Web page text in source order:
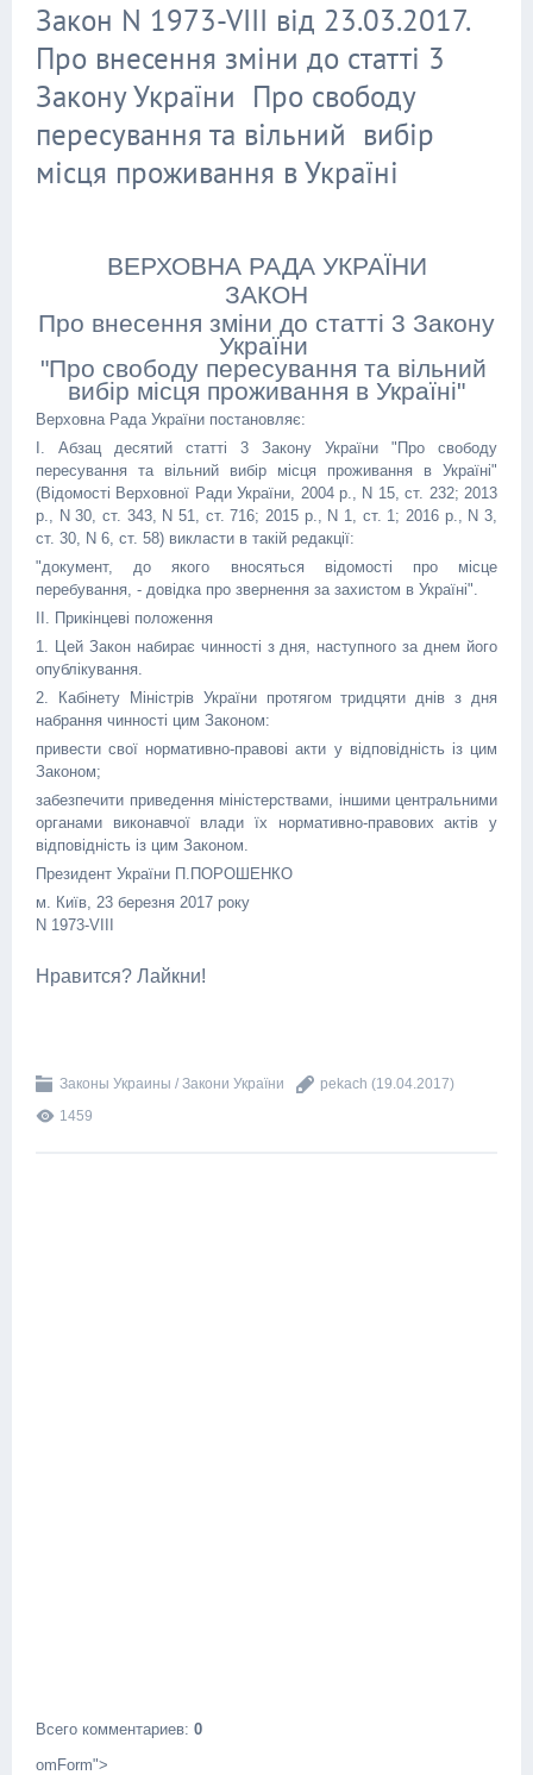
Закон N 1973-VIII від 23.03.2017.
Про внесення зміни до статті 3
Закону України Про свободу
пересування та вільний вибір
місця проживання в Україні
ВЕРХОВНА РАДА УКРАЇНИ
ЗАКОН
Про внесення зміни до статті 3 Закону
України
"Про свободу пересування та вільний
вибір місця проживання в Україні"
Верховна Рада України постановляє:
I. Абзац десятий статті 3 Закону України "Про свободу
пересування та вільний вибір місця проживання в Україні"
(Відомості Верховної Ради України, 2004 р., N 15, ст. 232; 2013
р., N 30, ст. 343, N 51, ст. 716; 2015 р., N 1, ст. 1; 2016 р., N 3,
ст. 30, N 6, ст. 58) викласти в такій редакції:
"документ, до якого вносяться відомості про місце
перебування, - довідка про звернення за захистом в Україні".
II. Прикінцеві положення
1. Цей Закон набирає чинності з дня, наступного за днем його
опублікування.
2. Кабінету Міністрів України протягом тридцяти днів з дня
набрання чинності цим Законом:
привести свої нормативно-правові акти у відповідність із цим
Законом;
забезпечити приведення міністерствами, іншими центральними
органами виконавчої влади їх нормативно-правових актів у
відповідність із цим Законом.
Президент України П.ПОРОШЕНКО
м. Київ, 23 березня 2017 року
N 1973-VIII
Нравится? Лайкни!
Законы Украины / Закони України pekach (19.04.2017)
1459
Всего комментариев: 0
omForm">